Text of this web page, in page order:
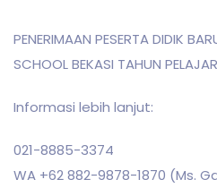
PENERIMAAN PESERTA DIDIK
SCHOOL BEKASI TAHUN
Informasi lebih lanjut:
021-8885-3374
WA +62 882-9878-1870 (Ms.